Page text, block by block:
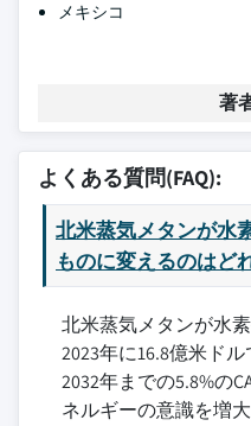
メキシコ
著
よくある質問(FAQ):
北米蒸気メタンが水
ものに変えるのはど
北米蒸気メタンが水
2023年に16.8億米ド
2032年までの5.8%の
ネルギーの意識を増